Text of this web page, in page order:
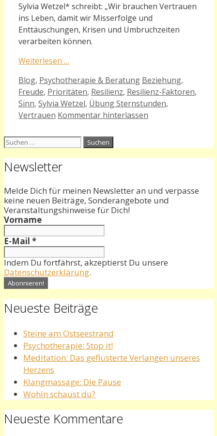
Sylvia Wetzel* schreibt: „Wir brauchen Vertrauen
ins Leben, damit wir Misserfolge und
Enttäuschungen, Krisen und Umbruchzeiten
verarbeiten können.
Weiterlesen …
Kategorien
Blog, Psychotherapie & Beratung Schlagwörter
Beziehung,
Freude, Prioritäten, Resilienz, Resilienz-Faktoren,
Sinn, Sylvia Wetzel, Übung Sternstunden,
Vertrauen Kommentar hinterlassen
Suchen
Newsletter
Melde Dich für meinen Newsletter an und verpasse
keine neuen Beiträge, Sonderangebote und
Veranstaltungshinweise für Dich!
Vorname
E-Mail *
Indem Du fortfährst, akzeptierst Du unsere
Datenschutzerklärung.
Neueste Beiträge
Steine am Ostseestrand
Psychotherapie: Stop it!
Meditation: Das geflüsterte Verlangen unseres
Herzens
Klangmassage: Die Pause
Wohin schaust du?
Neueste Kommentare